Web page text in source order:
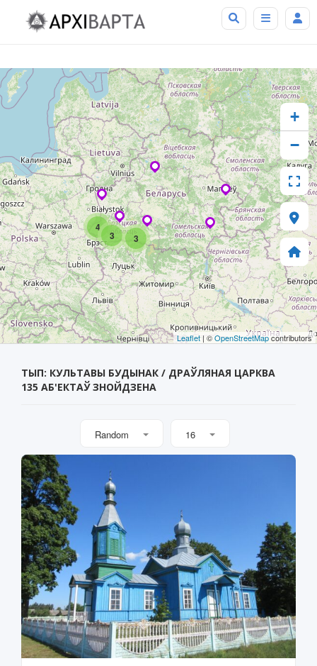
3
4
3
+
−
Leaflet | ©OpenStreetMapcontributors
ТЫП: КУЛЬТАВЫ БУДЫНАК / ДРАЎЛЯНАЯ ЦАРКВА
135 АБ'ЕКТАЎ ЗНОЙДЗЕНА
Random 16